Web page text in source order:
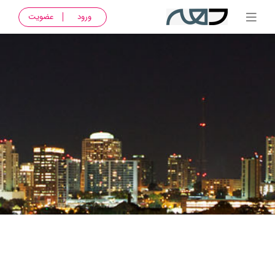
ورود عضویت